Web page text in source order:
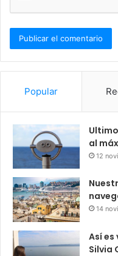
Popular
al
12
14
Así es
Silvia